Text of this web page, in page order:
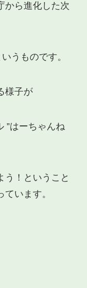
から進化した次
うものです。
様子が
”はーちゃんね
う！ということ
います。